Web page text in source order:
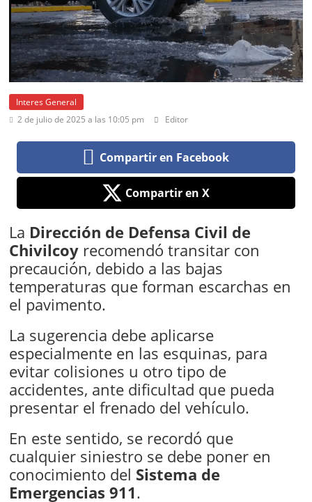
Interes General
2 de julio de 2025 a las 10:05 pm
Editor
Compartir en Facebook
Compartir en X
La Dirección de Defensa Civil de
Chivilcoy recomendó transitar con
precaución, debido a las bajas
temperaturas que forman escarchas en
el pavimento.
La sugerencia debe aplicarse
especialmente en las esquinas, para
evitar colisiones u otro tipo de
accidentes, ante dificultad que pueda
presentar el frenado del vehículo.
En este sentido, se recordó que
cualquier siniestro se debe poner en
conocimiento del Sistema de
Emergencias 911.